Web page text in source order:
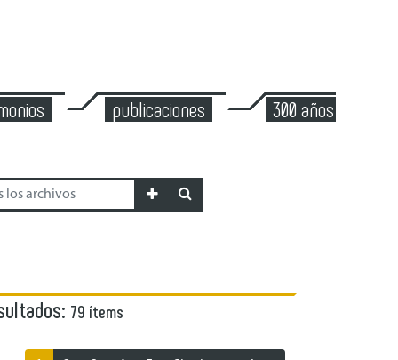
publicaciones 300 años de
79 ítems